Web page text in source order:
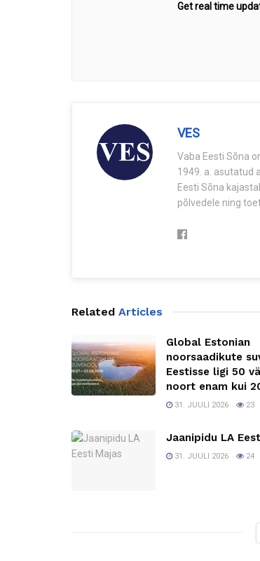
Get real time
VES
Vaba Eesti Sõna
1949. a. asutatud
Eesti Sõna
põlvedele ning
Related Articles
Global Estonian
noorsaadikute
Eestisse ligi 50
noort enam kui
31. JUULI 2026 23
Jaanipidu LA
31. JUULI 2026 24